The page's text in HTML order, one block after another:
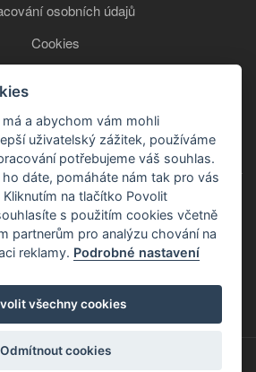
osobních údajů
Cookies
+420 777 850 465
a abychom vám mohli
uživatelský zážitek, používáme
potřebujeme váš souhlas.
ho dáte, pomáháte nám tak pro vás
na tlačítko Povolit
s použitím cookies včetně
partnerům pro analýzu chování na
reklamy. Podrobné nastavení
všechny cookies
Odmítnout cookies